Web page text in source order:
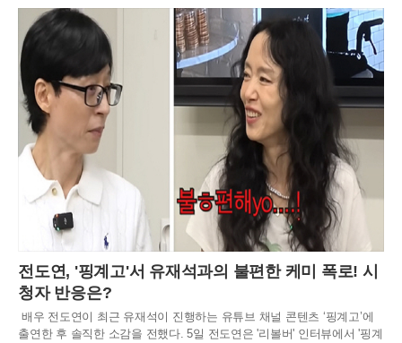
전도연, '핑계고'서 유재석과의 불편한 케미 폭로! 시
청자 반응은?
배우 전도연이 최근 유재석이 진행하는 유튜브 채널 콘텐츠 ‘핑계고’에
출연한 후 솔직한 소감을 전했다. 5일 전도연은 '리볼버' 인터뷰에서 '핑계